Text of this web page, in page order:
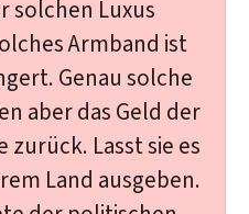
solchen Luxus
Armband ist
Genau solche
aber das Geld der
zurück. Lasst sie es
Land ausgeben.